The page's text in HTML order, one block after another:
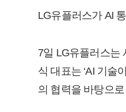
LG유플러스가 AI
7일 LG유플러스는
식 대표는 ‘AI 기술
의 협력을 바탕으